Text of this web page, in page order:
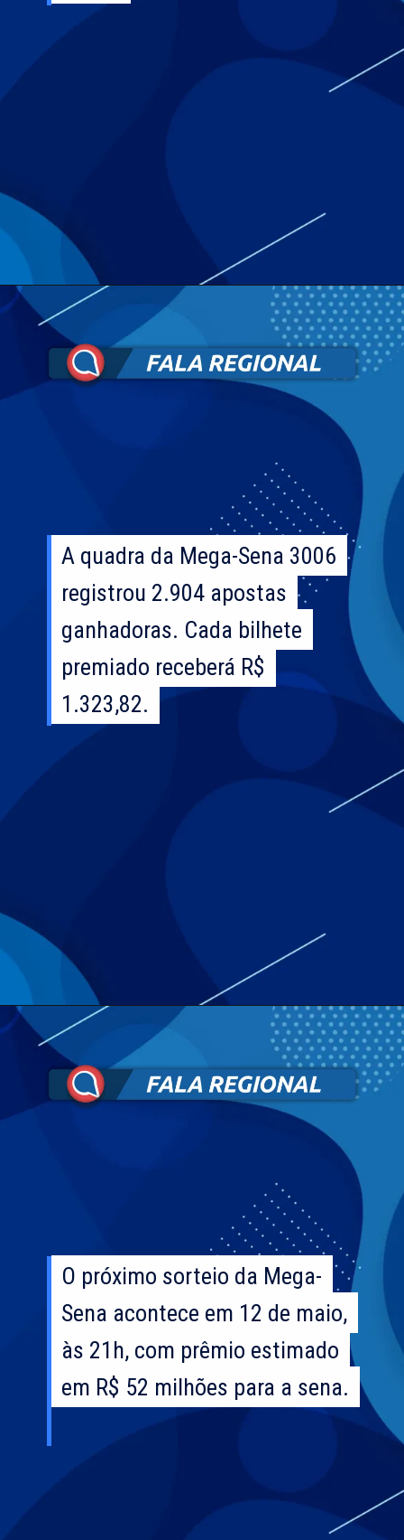
A quadra da Mega-Sena 3006
registrou 2.904 apostas
ganhadoras. Cada bilhete
premiado receberá R$
1.323,82.
A quadra da Mega-Sena 3006
registrou 2.904 apostas
ganhadoras. Cada bilhete
premiado receberá R$
1.323,82.
O próximo sorteio da Mega-
Sena acontece em 12 de maio,
às 21h, com prêmio estimado
em R$ 52 milhões para a sena.
O próximo sorteio da Mega-
Sena acontece em 12 de maio,
às 21h, com prêmio estimado
em R$ 52 milhões para a sena.